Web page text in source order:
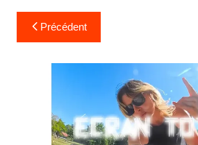
Navigation
de
l’article
Précédent